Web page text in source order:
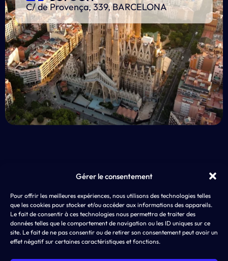
Gérer le consentement
Pour offrir les meilleures expériences, nous utilisons des technologies telles
que les cookies pour stocker et/ou accéder aux informations des appareils.
Le fait de consentir à ces technologies nous permettra de traiter des
données telles que le comportement de navigation ou les ID uniques sur ce
site. Le fait de ne pas consentir ou de retirer son consentement peut avoir un
effet négatif sur certaines caractéristiques et fonctions.
C/ de Provença, 339, BARCELONA
AD4SCREEN
8 rue de Choiseul
75002 PARIS
App
SEA